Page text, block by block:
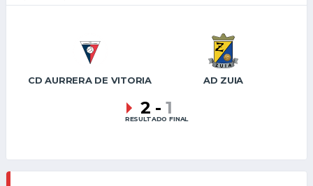
CD AURRERA DE VITORIA AD ZUIA
2 - 1
RESULTADO FINAL